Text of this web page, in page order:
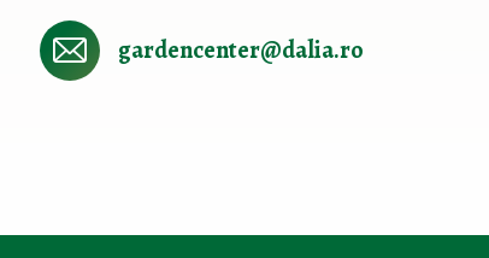
gardencenter@dalia.ro